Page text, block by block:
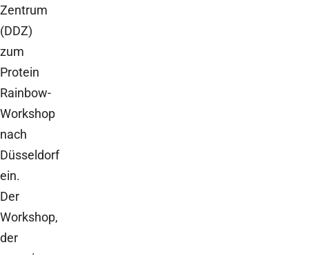
Zentrum
(DDZ)
zum
Protein
Rainbow-
Workshop
nach
Düsseldorf
ein.
Der
Workshop,
der